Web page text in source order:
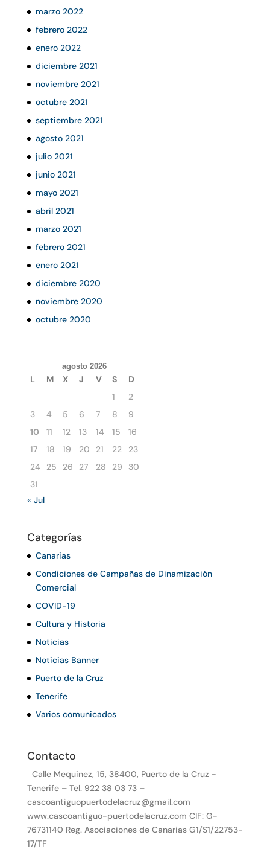
marzo 2022
febrero 2022
enero 2022
diciembre 2021
noviembre 2021
octubre 2021
septiembre 2021
agosto 2021
julio 2021
junio 2021
mayo 2021
abril 2021
marzo 2021
febrero 2021
enero 2021
diciembre 2020
noviembre 2020
octubre 2020
agosto 2026
L M X J V S
D
1
2
3
4 5 6 7 8
9
10
11 12 13 14 15
16
17
18 19 20 21 22
23
24
25 26 27 28 29
30
31
« Jul
Categorías
Canarias
Condiciones de Campañas de Dinamización
Comercial
COVID-19
Cultura y Historia
Noticias
Noticias Banner
Puerto de la Cruz
Tenerife
Varios comunicados
Contacto
Calle Mequinez, 15, 38400, Puerto de la Cruz -
Tenerife – Tel. 922 38 03 73 –
cascoantiguopuertodelacruz@gmail.com
www.cascoantiguo-puertodelacruz.com CIF: G-
76731140 Reg. Asociaciones de Canarias G1/S1/22753-
17/TF